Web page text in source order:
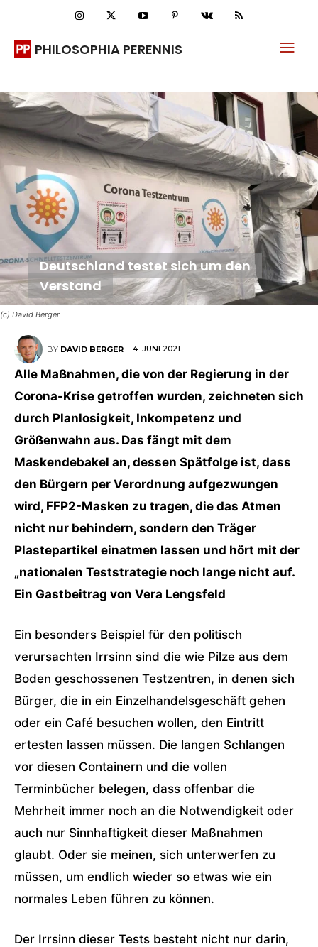
PHILOSOPHIA PERENNIS
(c) David Berger
Deutschland testet sich um den
Verstand
BY DAVID BERGER 4. JUNI 2021
Alle Maßnahmen, die von der Regierung in der
Corona-Krise getroffen wurden, zeichneten sich
durch Planlosigkeit, Inkompetenz und
Größenwahn aus. Das fängt mit dem
Maskendebakel an, dessen Spätfolge ist, dass
den Bürgern per Verordnung aufgezwungen
wird, FFP2-Masken zu tragen, die das Atmen
nicht nur behindern, sondern den Träger
Plastepartikel einatmen lassen und hört mit der
„nationalen Teststrategie noch lange nicht auf.
Ein Gastbeitrag von Vera Lengsfeld
Ein besonders Beispiel für den politisch
verursachten Irrsinn sind die wie Pilze aus dem
Boden geschossenen Testzentren, in denen sich
Bürger, die in ein Einzelhandelsgeschäft gehen
oder ein Café besuchen wollen, den Eintritt
ertesten lassen müssen. Die langen Schlangen
vor diesen Containern und die vollen
Terminbücher belegen, dass offenbar die
Mehrheit immer noch an die Notwendigkeit oder
auch nur Sinnhaftigkeit dieser Maßnahmen
glaubt. Oder sie meinen, sich unterwerfen zu
müssen, um endlich wieder so etwas wie ein
normales Leben führen zu können.
Der Irrsinn dieser Tests besteht nicht nur darin,